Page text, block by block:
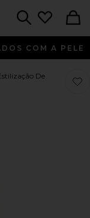
COM A PELE
De